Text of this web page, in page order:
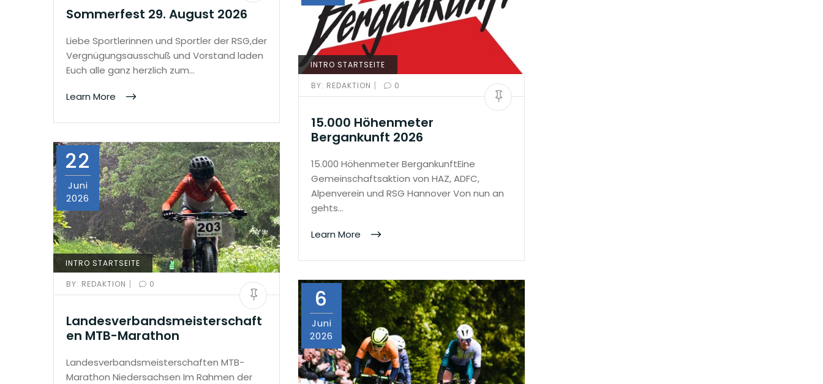
Sommerfest 29. August 2026
Liebe Sportlerinnen und Sportler der RSG,der
Vergnügungsausschuß und Vorstand laden
Euch alle ganz herzlich zum…
Learn More
INTRO STARTSEITE
BY: REDAKTION | 0
15.000 Höhenmeter
Bergankunft 2026
15.000 Höhenmeter BergankunftEine
Gemeinschaftsaktion von HAZ, ADFC,
Alpenverein und RSG Hannover Von nun an
gehts…
Learn More
22
Juni
2026
INTRO STARTSEITE
BY: REDAKTION | 0
Landesverbandsmeisterschaft
en MTB-Marathon
Landesverbandsmeisterschaften MTB-
Marathon Niedersachsen Im Rahmen der
6
Juni
2026